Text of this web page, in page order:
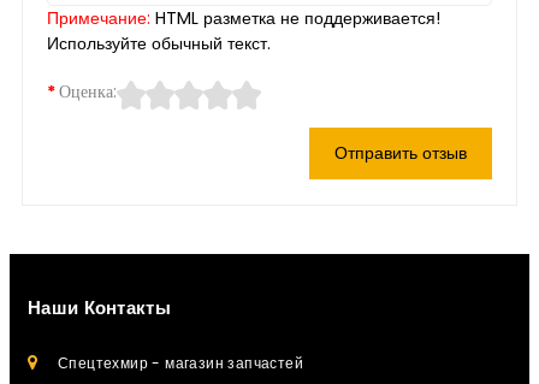
Примечание: HTML разметка не поддерживается!
Используйте обычный текст.
Оценка:
Отправить отзыв
Наши Контакты
Спецтехмир - магазин запчастей